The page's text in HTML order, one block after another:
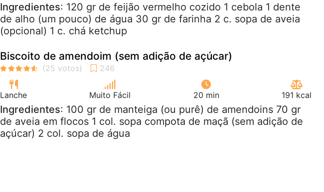
Ingredientes: 120 gr de feijão vermelho cozido 1 cebola 1 dente
de alho (um pouco) de água 30 gr de farinha 2 c. sopa de aveia
(opcional) 1 c. chá ketchup
Biscoito de amendoim (sem adição de açúcar)
Lanche Muito Fácil 20 min 191 kcal
Ingredientes: 100 gr de manteiga (ou purê) de amendoins 70 gr
de aveia em flocos 1 col. sopa compota de maçã (sem adição de
açúcar) 2 col. sopa de água